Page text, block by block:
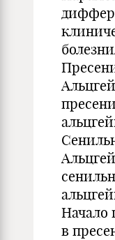
Начало
в